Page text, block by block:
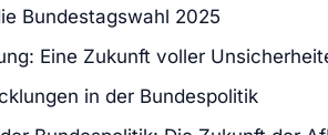
Bundestagswahl 2025
Eine Zukunft voller
in der Bundespolitik